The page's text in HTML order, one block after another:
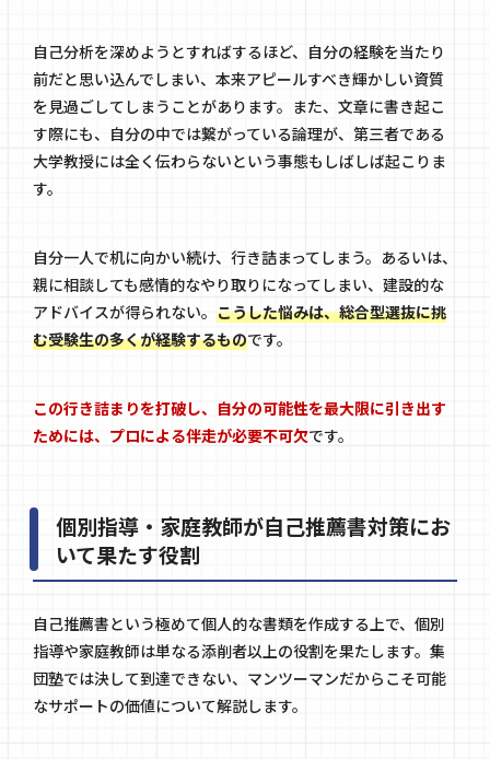
自己分析を深めようとすればするほど、自分の経験を当たり
前だと思い込んでしまい、本来アピールすべき輝かしい資質
を見過ごしてしまうことがあります。また、文章に書き起こ
す際にも、自分の中では繋がっている論理が、第三者である
大学教授には全く伝わらないという事態もしばしば起こりま
す。
自分一人で机に向かい続け、行き詰まってしまう。あるいは、
親に相談しても感情的なやり取りになってしまい、建設的な
アドバイスが得られない。 こうした悩みは、総合型選抜に挑
む受験生の多くが経験するものです。
この行き詰まりを打破し、自分の可能性を最大限に引き出す
ためには、プロによる伴走が必要不可欠です。
個別指導・家庭教師が自己推薦書対策にお
いて果たす役割
自己推薦書という極めて個人的な書類を作成する上で、個別
指導や家庭教師は単なる添削者以上の役割を果たします。集
団塾では決して到達できない、マンツーマンだからこそ可能
なサポートの価値について解説します。